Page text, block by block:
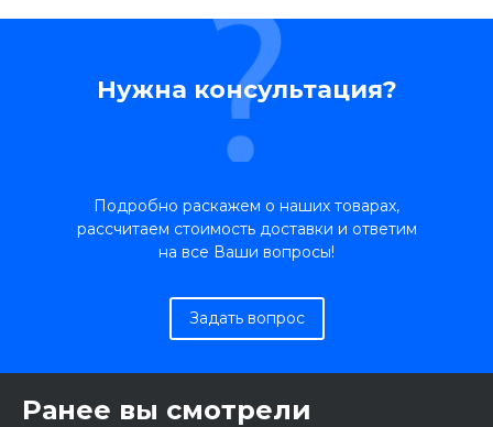
Нужна консультация?
Подробно раскажем о наших товарах,
рассчитаем стоимость доставки и ответим
на все Ваши вопросы!
Задать вопрос
Ранее вы смотрели